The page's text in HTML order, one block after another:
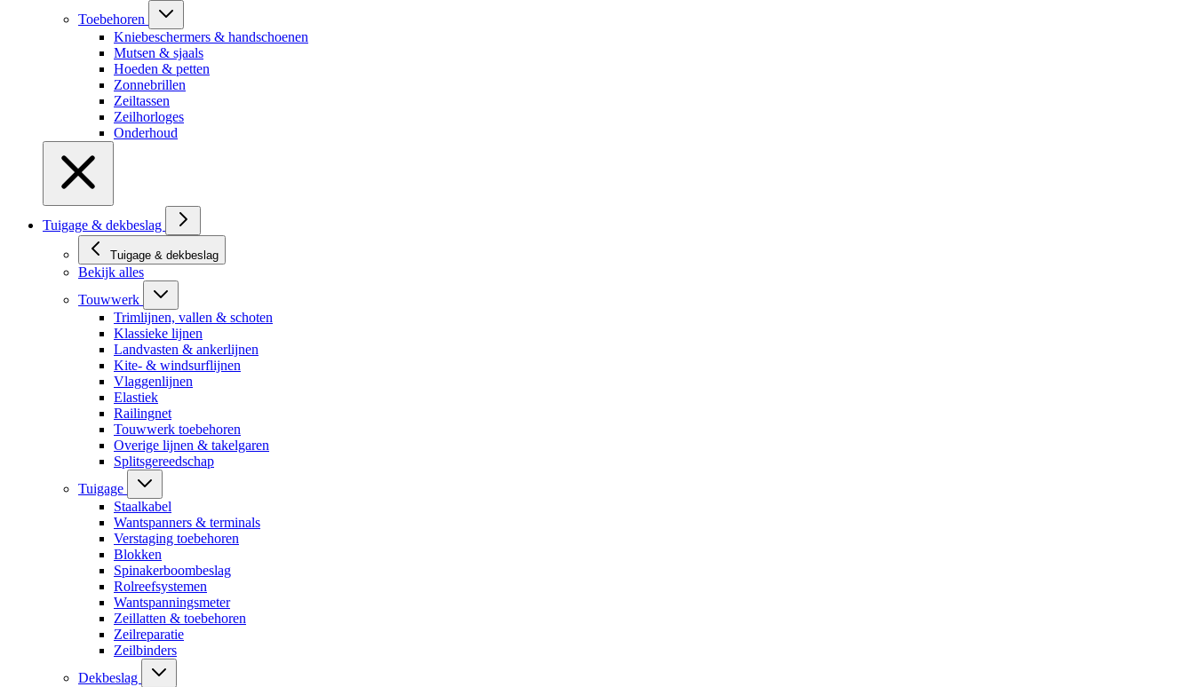
Toebehoren
Kniebeschermers & handschoenen
Mutsen & sjaals
Hoeden & petten
Zonnebrillen
Zeiltassen
Zeilhorloges
Onderhoud
Tuigage & dekbeslag
Tuigage & dekbeslag
Bekijk alles
Touwwerk
Trimlijnen, vallen & schoten
Klassieke lijnen
Landvasten & ankerlijnen
Kite- & windsurflijnen
Vlaggenlijnen
Elastiek
Railingnet
Touwwerk toebehoren
Overige lijnen & takelgaren
Splitsgereedschap
Tuigage
Staalkabel
Wantspanners & terminals
Verstaging toebehoren
Blokken
Spinakerboombeslag
Rolreefsystemen
Wantspanningsmeter
Zeillatten & toebehoren
Zeilreparatie
Zeilbinders
Dekbeslag